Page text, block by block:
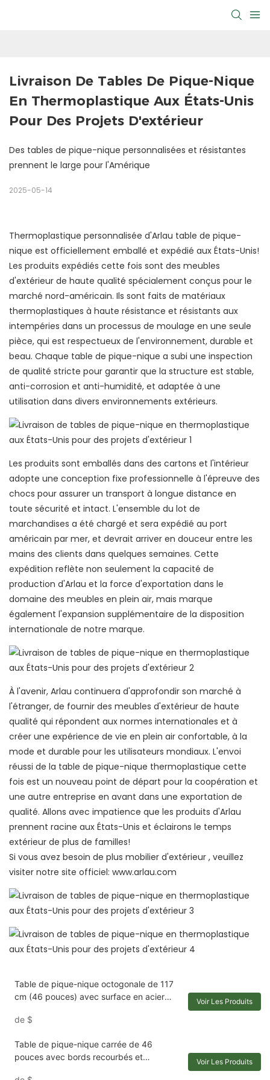
Livraison De Tables De Pique-Nique
En Thermoplastique Aux États-Unis
Pour Des Projets D'extérieur
Des tables de pique-nique personnalisées et résistantes
prennent le large pour l'Amérique
2025-05-14
Thermoplastique personnalisée d'Arlau table de pique-
nique est officiellement emballé et expédié aux États-Unis!
Les produits expédiés cette fois sont des meubles
d'extérieur de haute qualité spécialement conçus pour le
marché nord-américain. Ils sont faits de matériaux
thermoplastiques à haute résistance et résistants aux
intempéries dans un processus de moulage en une seule
pièce, qui est respectueux de l'environnement, durable et
beau. Chaque table de pique-nique a subi une inspection
de qualité stricte pour garantir que la structure est stable,
anti-corrosion et anti-humidité, et adaptée à une
utilisation dans divers environnements extérieurs.
Les produits sont emballés dans des cartons et l'intérieur
adopte une conception fixe professionnelle à l'épreuve des
chocs pour assurer un transport à longue distance en
toute sécurité et intact. L'ensemble du lot de
marchandises a été chargé et sera expédié au port
américain par mer, et devrait arriver en douceur entre les
mains des clients dans quelques semaines. Cette
expédition reflète non seulement la capacité de
production d'Arlau et la force d'exportation dans le
domaine des meubles en plein air, mais marque
également l'expansion supplémentaire de la disposition
internationale de notre marque.
À l'avenir, Arlau continuera d'approfondir son marché à
l'étranger, de fournir des meubles d'extérieur de haute
qualité qui répondent aux normes internationales et à
créer une expérience de vie en plein air confortable, à la
mode et durable pour les utilisateurs mondiaux. L'envoi
réussi de la table de pique-nique thermoplastique cette
fois est un nouveau point de départ pour la coopération et
une autre entreprise en avant dans une exportation de
qualité. Allons avec impatience que les produits d'Arlau
prennent racine aux États-Unis et éclairons le temps
extérieur de plus de familles!
Si vous avez besoin de plus mobilier d'extérieur , veuillez
visiter notre site officiel: www.arlau.com
Table de pique-nique octogonale de 117
cm (46 pouces) avec surface en acier
de $
Voir Les Produits
Table de pique-nique carrée de 46
pouces avec bords recourbés et
Voir Les Produits